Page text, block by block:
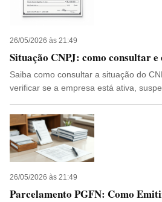
26/05/2026 às 21:49
Situação CNPJ: como consultar e
Saiba como consultar a situação do
verificar se a empresa está ativa,
26/05/2026 às 21:49
Parcelamento PGFN: Como